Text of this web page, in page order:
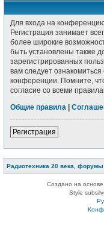
Для входа на
Регистрация занимает
более широкие
быть установлены также
зарегистрированных
вам следует
конференции. Помните,
согласие со всеми
Общие правила
Регистрация
Радиотехника 20 века, форумы
Создано на основе
Style